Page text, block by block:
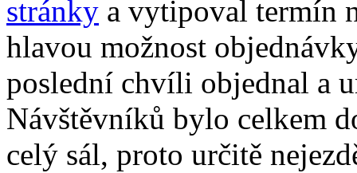
stránky a vytipoval termín
hlavou možnost
poslední chvíli objednal a
Návštěvníků bylo celkem
celý sál, proto určitě